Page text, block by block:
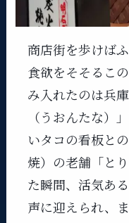
商店街を歩けば
食欲をそそるこ
み入れたのは兵
（うおんたな）
いタコの看板と
焼）の老舗「と
た瞬間、活気あ
声に迎えられ、